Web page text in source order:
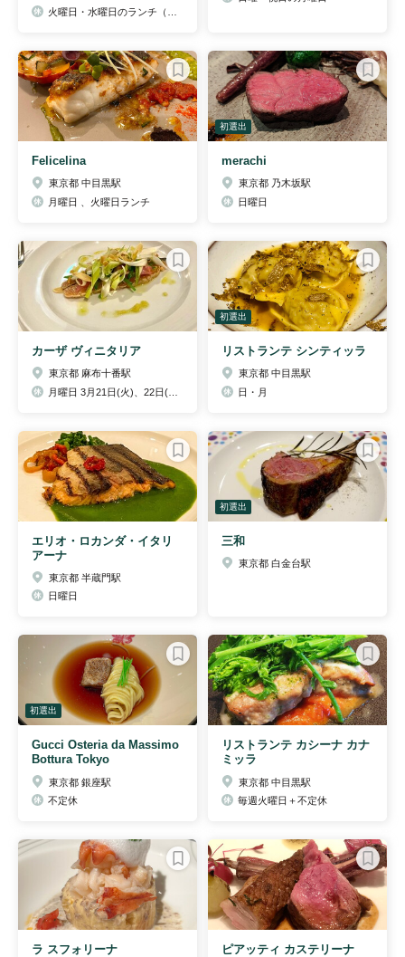
Felicelina
東京都 中目黒駅
月曜日 、火曜日ランチ
初選出
merachi
東京都 乃木坂駅
日曜日
カーザ ヴィニタリア
東京都 麻布十番駅
初選出
リストランテ シンティッラ
東京都 中目黒駅
日・月
エリオ・ロカンダ・イタリ
アーナ
東京都 半蔵門駅
日曜日
初選出
三和
東京都 白金台駅
初選出
Gucci Osteria da Massimo
Bottura Tokyo
東京都 銀座駅
不定休
リストランテ カシーナ カナ
ミッラ
東京都 中目黒駅
毎週火曜日＋不定休
ラ スフォリーナ ピアッティ カステリーナ